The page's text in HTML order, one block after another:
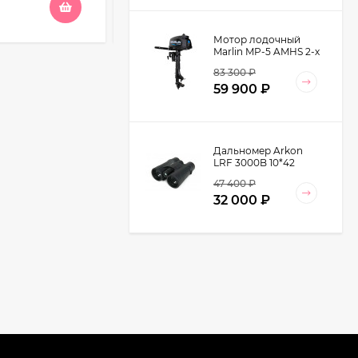
Мотор лодочный
Marlin MP-5 AMHS 2-х
83 300₽
59 900 ₽
Дальномер Arkon
LRF 3000B 10*42
47 400₽
32 000 ₽